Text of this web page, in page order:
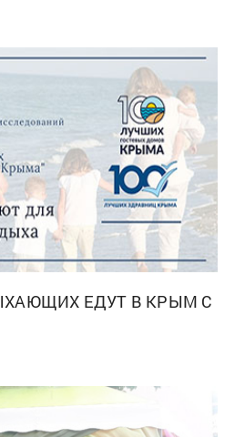
ЕДУТ В КРЫМ С